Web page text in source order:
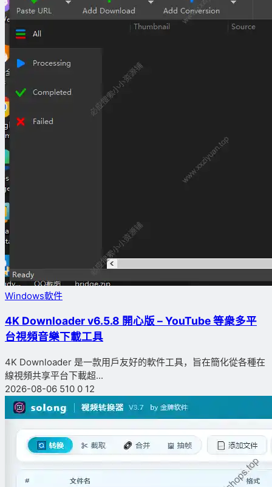
Windows軟件
4K Downloader v6.5.8 開心版 – YouTube 等衆多平
台視頻音樂下載工具
4K Downloader 是一款用戶友好的軟件工具，旨在簡化從各種在
線視頻共享平台下載超...
2026-08-06 510 0 12